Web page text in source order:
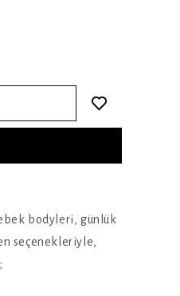
bodyleri, günlük
seçenekleriyle,